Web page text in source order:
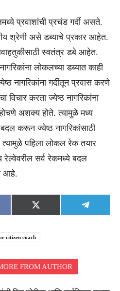
प्रवाशांची प्रचंड गर्दी असते.
श्रेणी असे डब्याचे प्रकार आहेत.
स्वतंत्र डबे आहेत.
लोकलच्या डब्यात काही
नागरिकांना गर्दीतून प्रवास करणे
विचार करता ज्येष्ठ नागरिकांना
अशक्य होते. त्यामुळे मध्य
करून ज्येष्ठ नागरिकांसाठी
पहिला लोकल रेक तयार
रेल्वेवरील सर्व रेकमध्ये बदल
आहे.
Share
on
X
(Twitter)
Share
on
citizen coach
FROM AUTHOR